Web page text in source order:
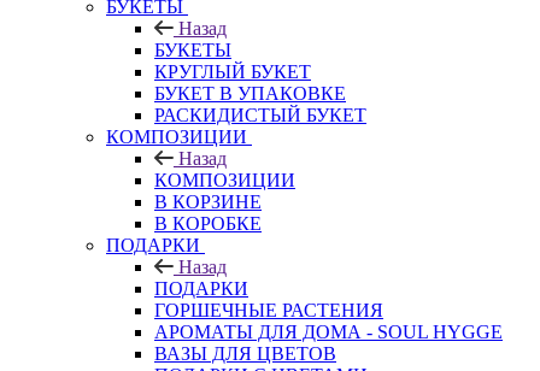
БУКЕТЫ
Назад
БУКЕТЫ
КРУГЛЫЙ БУКЕТ
БУКЕТ В УПАКОВКЕ
РАСКИДИСТЫЙ БУКЕТ
КОМПОЗИЦИИ
Назад
КОМПОЗИЦИИ
В КОРЗИНЕ
В КОРОБКЕ
ПОДАРКИ
Назад
ПОДАРКИ
ГОРШЕЧНЫЕ РАСТЕНИЯ
АРОМАТЫ ДЛЯ ДОМА - SOUL HYGGE
ВАЗЫ ДЛЯ ЦВЕТОВ